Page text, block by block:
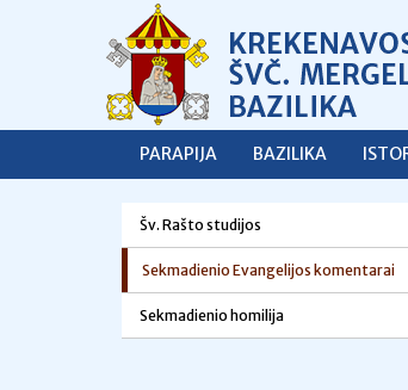
PARAPIJA BAZILIKA
Šv. Rašto studijos
Sekmadienio Evangelijos komentarai
Sekmadienio homilija